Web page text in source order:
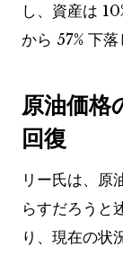
し、資産は
から 57% 下
原油価格
回復
リー氏は、原
らすだろうと
り、現在の状